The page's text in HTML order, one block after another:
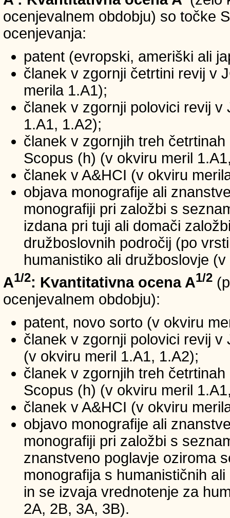
ocenjevalnem obdobju) so točke
ocenjevanja:
patent (evropski, ameriški ali
članek v zgornji četrtini revij v
merila 1.A1);
članek v zgornji polovici revij
1.A1, 1.A2);
članek v zgornjih treh
Scopus (h) (v okviru meril
članek v A&HCI (v okviru
objava monografije ali
monografiji pri založbi s
izdana pri tuji ali domači
družboslovnih področij (po
humanistiko ali družboslovje
A1/2: Kvantitativna ocena A1/2
ocenjevalnem obdobju):
patent, novo sorto (v okviru
članek v zgornji polovici revij
(v okviru meril 1.A1, 1.A2);
članek v zgornjih treh
Scopus (h) (v okviru meril
članek v A&HCI (v okviru
objavo monografije ali
monografiji pri založbi s
znanstveno poglavje oziroma
monografija s humanističnih
in se izvaja vrednotenje za
2A, 2B, 3A, 3B).